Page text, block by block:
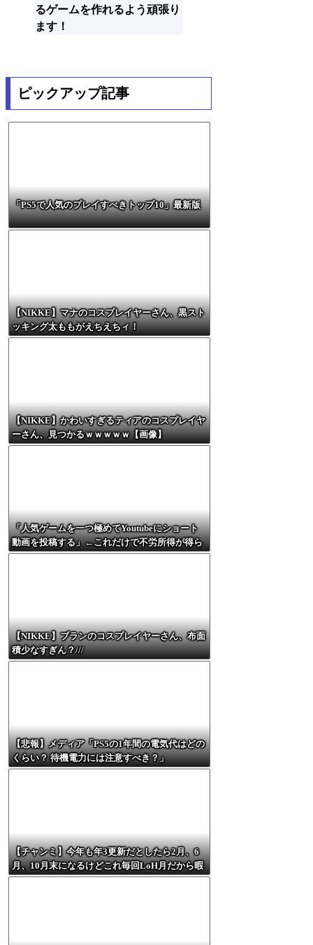
るゲームを作れるよう頑張り
ます！
ピックアップ記事
「PS5で人気のプレイすべきトップ10」最新版
【NIKKE】マナのコスプレイヤーさん、黒スト
ッキング太ももがえちえちィ！
【NIKKE】かわいすぎるティアのコスプレイヤ
ーさん、見つかるｗｗｗｗｗ【画像】
「人気ゲームを一つ極めてYoutubeにショート
動画を投稿する」←これだけで不労所得が得ら
れる
【NIKKE】ブランのコスプレイヤーさん、布面
積少なすぎん？///
【悲報】メディア「PS5の1年間の電気代はどの
くらい？ 待機電力には注意すべき？」
【チャンミ】今年も年3更新だとしたら2月、6
月、10月末になるけどこれ毎回LoH月だから暇
すぎない？